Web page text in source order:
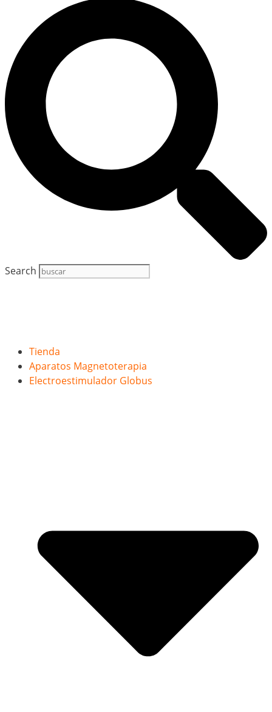
Search
Tienda
Aparatos Magnetoterapia
Electroestimulador Globus